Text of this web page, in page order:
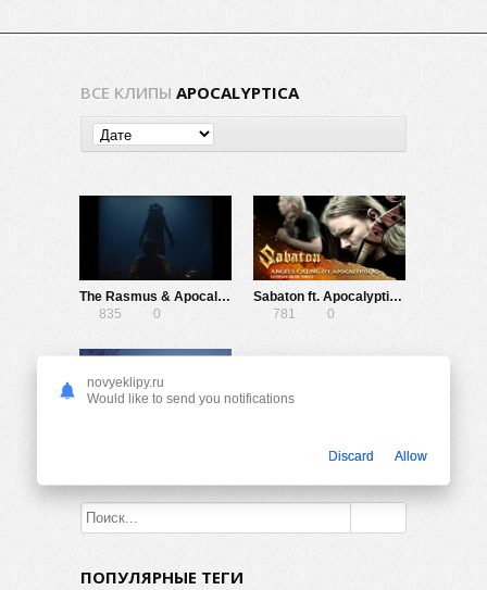
ВСЕ КЛИПЫ APOCALYPTICA
The Rasmus & Apocalyptica — Venomous Moon
835
0
Sabaton ft. Apocalyptica — Angels Calling
781
0
ПОПУЛЯРНЫЕ ТЕГИ
novyeklipy.ru
Would like to send you notifications
Discard Allow